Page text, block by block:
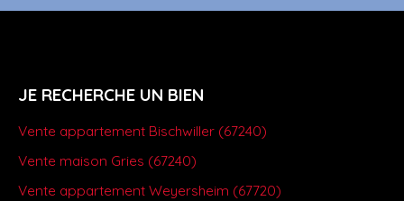
JE RECHERCHE UN BIEN
Vente appartement Bischwiller (67240)
Vente maison Gries (67240)
Vente appartement Weyersheim (67720)